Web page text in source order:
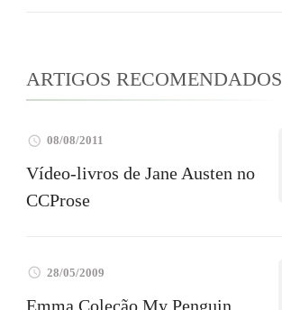
ARTIGOS RECOMENDADOS
08/08/2011
Vídeo-livros de Jane Austen no
CCProse
28/05/2009
Emma Coleção My Penguin